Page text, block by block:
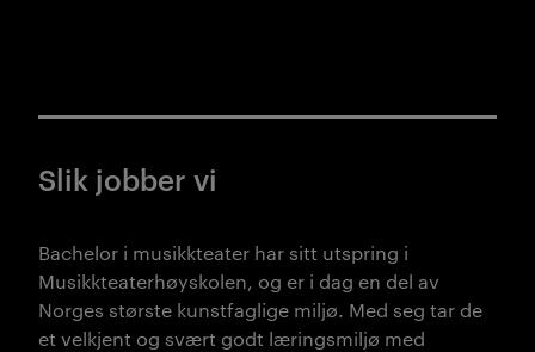
Slik jobber vi
Bachelor i musikkteater har sitt utspring i
Musikkteaterhøyskolen, og er i dag en del av
Norges største kunstfaglige miljø. Med seg tar de
et velkjent og svært godt læringsmiljø med